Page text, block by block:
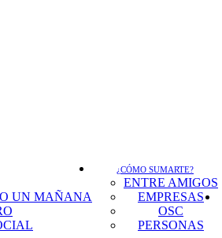
UN MAÑANA
¿CÓMO SUMARTE?
ENTRE AMIGOS
EMPRESAS
OSC
PERSONAS